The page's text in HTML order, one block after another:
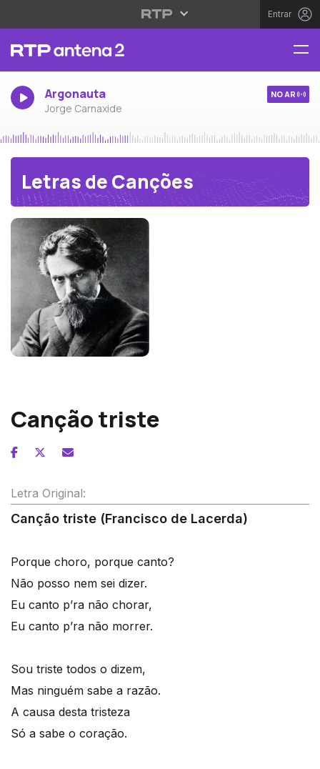
Entrar
Argonauta
Jorge Carnaxide
NO AR
Letras de Canções
Canção triste
Letra Original:
Canção triste (Francisco de Lacerda)
Porque choro, porque canto?
Não posso nem sei dizer.
Eu canto p’ra não chorar,
Eu canto p’ra não morrer.
Sou triste todos o dizem,
Mas ninguém sabe a razão.
A causa desta tristeza
Só a sabe o coração.